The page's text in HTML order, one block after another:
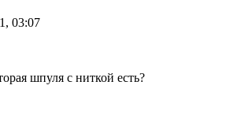
03:07
шпуля с ниткой есть?